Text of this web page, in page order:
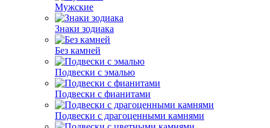
Мужские
Знаки зодиака
Без камней
Подвески с эмалью
Подвески с фианитами
Подвески с драгоценными камнями